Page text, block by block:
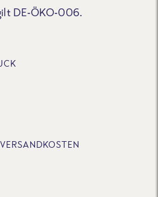
DE-ÖKO-006.